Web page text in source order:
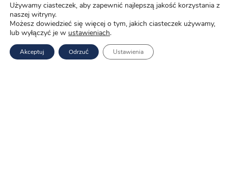
Całowanie 103A, 05-480 Karczew
Tel: +48 500 307 169
Mail: marketing@novopak.com.pl
Używamy ciasteczek, aby zapewnić najlepszą jakość korzystania z
naszej witryny.
Możesz dowiedzieć się więcej o tym, jakich ciasteczek używamy,
lub wyłączyć je w ustawieniach.
Akceptuj Odrzuć Ustawienia